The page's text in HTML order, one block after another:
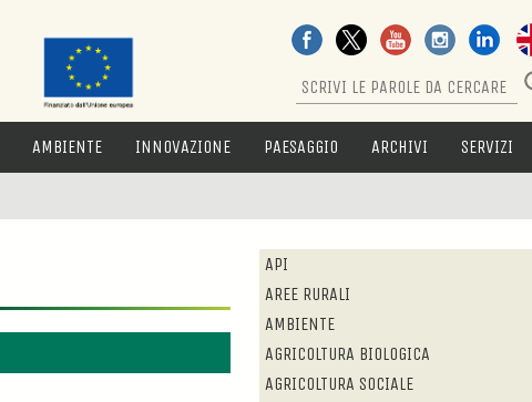
AMBIENTE INNOVAZIONE PAESAGGIO ARCHIVI SERVIZI
API
AREE RURALI
AMBIENTE
AGRICOLTURA BIOLOGICA
AGRICOLTURA SOCIALE